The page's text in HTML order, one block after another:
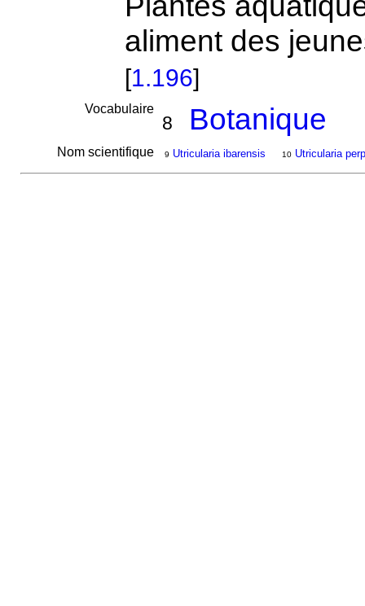
aliment des
[1.196]
Vocabulaire
8 Botanique
Nom scientifique 9 Utricularia ibarensis 10 Utricularia